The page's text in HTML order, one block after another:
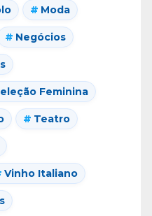
Moda
Negócios
Feminina
Teatro
Vinho Italiano